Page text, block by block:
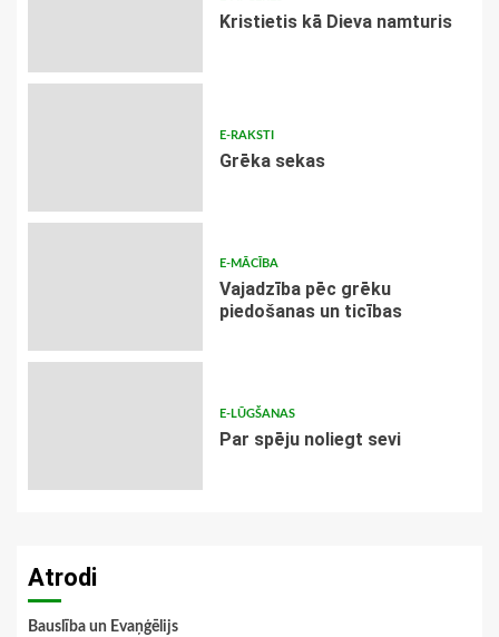
Kristietis kā Dieva namturis
E-RAKSTI
Grēka sekas
E-MĀCĪBA
Vajadzība pēc grēku
piedošanas un ticības
E-LŪGŠANAS
Par spēju noliegt sevi
Atrodi
Bauslība un Evaņģēlijs